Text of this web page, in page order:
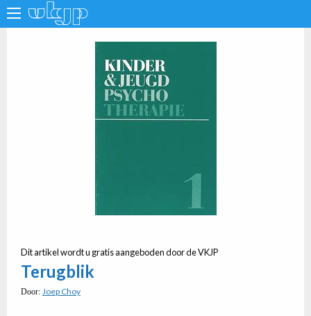
Dit artikel wordt u gratis aangeboden door de VKJP
Terugblik
Door: Joep Choy